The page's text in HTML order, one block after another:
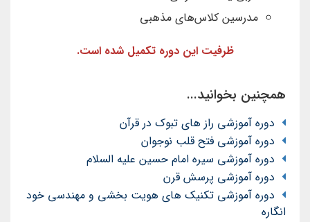
مدرسین کلاس‌های مذهبی
ظرفیت این دوره تکمیل شده است.
همچنین بخوانید...
دوره آموزشی راز های تبوک در قرآن
دوره آموزشی فتح قلب نوجوان
دوره آموزشی سیره امام حسین علیه السلام
دوره آموزشی پرسش قرن
دوره آموزشی تکنیک های هویت بخشی و مهندسی خود
انگاره